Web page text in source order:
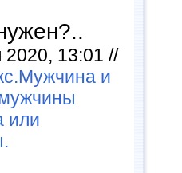
2020, 13:01 //
и
или